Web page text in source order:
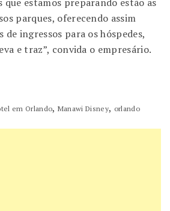
que estamos preparando estão as
parques, oferecendo assim
ingressos para os hóspedes,
e traz”, convida o empresário.
em Orlando, Manawi Disney, orlando